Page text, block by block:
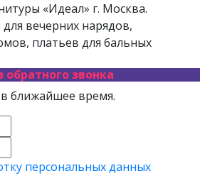
«Идеал» г. Москва.
вечерних нарядов,
платьев для бальных
обратного звонка
ближайшее время.
персональных данных